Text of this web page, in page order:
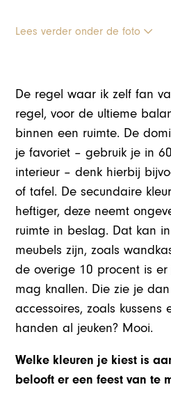
Lees verder onder de foto
De regel waar ik zelf fan
regel, voor de ultieme
binnen een ruimte. De
je favoriet – gebruik je in
interieur – denk hierbij
of tafel. De secundaire
heftiger, deze neemt
ruimte in beslag. Dat kan
meubels zijn, zoals
de overige 10 procent is
mag knallen. Die zie je
accessoires, zoals
handen al jeuken? Mooi.
Welke kleuren je kiest is
belooft er een feest van te